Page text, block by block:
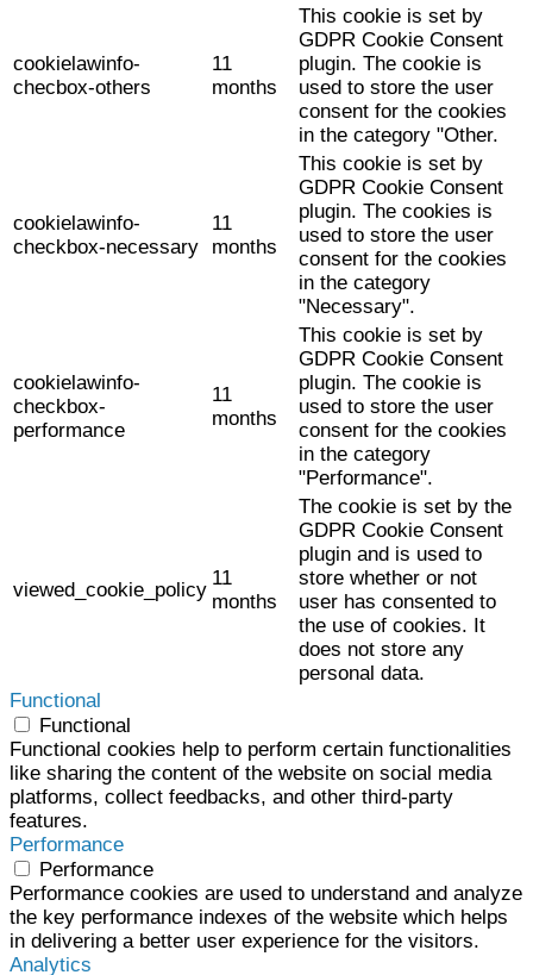
cookielawinfo-
checbox-others
11
months
This cookie is set by
GDPR Cookie Consent
plugin. The cookie is
used to store the user
consent for the cookies
in the category "Other.
cookielawinfo-
checkbox-necessary
11
months
This cookie is set by
GDPR Cookie Consent
plugin. The cookies is
used to store the user
consent for the cookies
in the category
"Necessary".
cookielawinfo-
checkbox-
performance
11
months
This cookie is set by
GDPR Cookie Consent
plugin. The cookie is
used to store the user
consent for the cookies
in the category
"Performance".
viewed_cookie_policy
11
months
The cookie is set by the
GDPR Cookie Consent
plugin and is used to
store whether or not
user has consented to
the use of cookies. It
does not store any
personal data.
Functional
Functional
Functional cookies help to perform certain functionalities
like sharing the content of the website on social media
platforms, collect feedbacks, and other third-party
features.
Performance
Performance
Performance cookies are used to understand and analyze
the key performance indexes of the website which helps
in delivering a better user experience for the visitors.
Analytics